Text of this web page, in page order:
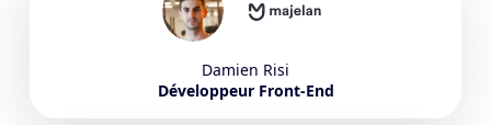
Damien Risi
Développeur Front-End